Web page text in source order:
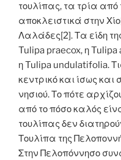
τουλίπας, τα τρία
αποκλειστικά στην
Λαλάδες[2]. Τα είδη
Tulipa praecox, η
η Tulipa undulatifolia.
κεντρικό και ίσως και
νησιού. Το πότε
από το πόσο καλός
τουλίπας δεν
Τουλίπα της
Στην Πελοπόννησο